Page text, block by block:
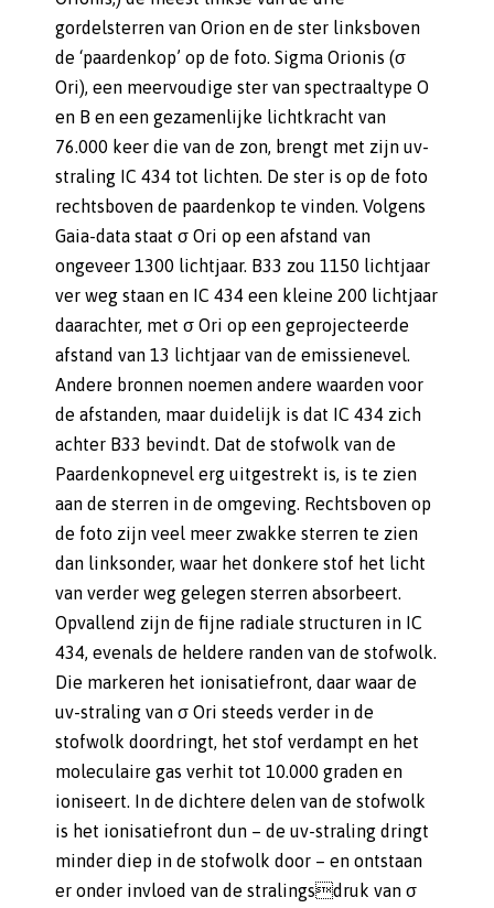
gordelsterren van Orion en de ster linksboven
de ‘paardenkop’ op de foto. Sigma Orionis (σ
Ori), een meervoudige ster van spectraaltype O
en B en een gezamenlijke lichtkracht van
76.000 keer die van de zon, brengt met zijn uv-
straling IC 434 tot lichten. De ster is op de foto
rechtsboven de paardenkop te vinden. Volgens
Gaia-data staat σ Ori op een afstand van
ongeveer 1300 lichtjaar. B33 zou 1150 lichtjaar
ver weg staan en IC 434 een kleine 200 lichtjaar
daarachter, met σ Ori op een geprojecteerde
afstand van 13 lichtjaar van de emissienevel.
Andere bronnen noemen andere waarden voor
de afstanden, maar duidelijk is dat IC 434 zich
achter B33 bevindt. Dat de stofwolk van de
Paardenkopnevel erg uitgestrekt is, is te zien
aan de sterren in de omgeving. Rechtsboven op
de foto zijn veel meer zwakke sterren te zien
dan linksonder, waar het donkere stof het licht
van verder weg gelegen sterren absorbeert.
Opvallend zijn de fijne radiale structuren in IC
434, evenals de heldere randen van de stofwolk.
Die markeren het ionisatiefront, daar waar de
uv-straling van σ Ori steeds verder in de
stofwolk doordringt, het stof verdampt en het
moleculaire gas verhit tot 10.000 graden en
ioniseert. In de dichtere delen van de stofwolk
is het ionisatiefront dun – de uv-straling dringt
minder diep in de stofwolk door – en ontstaan
er onder invloed van de stralingsdruk van σ